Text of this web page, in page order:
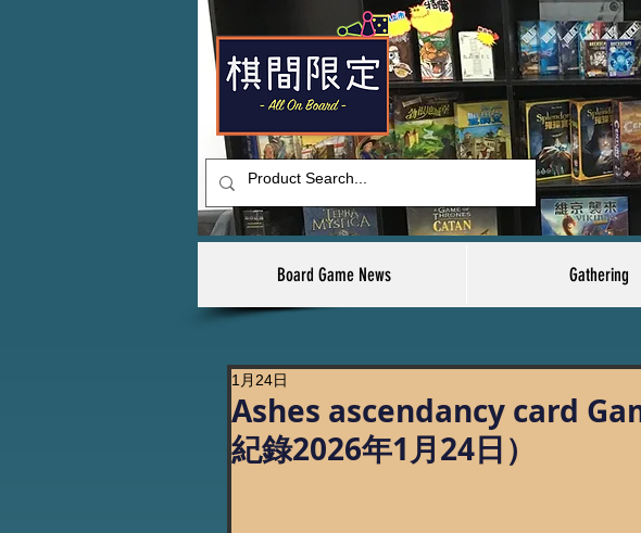
Board Game News Gathering
Ashes ascendancy card
紀錄2026年1月24日）
1月24日